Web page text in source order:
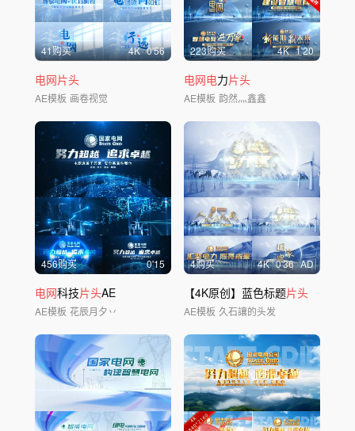
41购买 4K 0'56
电网片头
AE模板 画卷视觉
223购买 4K 1'20
电网电力片头
AE模板 韵然灬鑫鑫
456购买 0'15
电网科技片头AE
AE模板 花辰月夕丷
4购买 4K 0'36 AD
【4K原创】蓝色标题片头
AE模板 久石讓的头发